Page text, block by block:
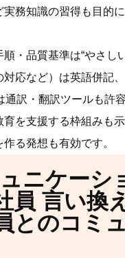
務知識の習得も目的
・品質基準は“やさし
対応など）は英語併
訳・翻訳ツールも許
を支援する枠組みも
る発想も有効です。
ニケーシ
員 言い換
とのコミ